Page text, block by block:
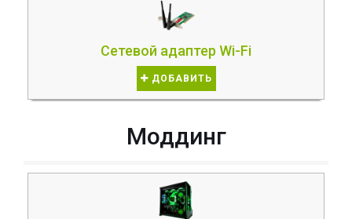
Сетевой адаптер Wi-Fi
ДОБАВИТЬ
Моддинг